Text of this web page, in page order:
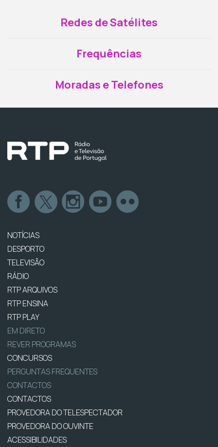
Redes de Satélites
Frequências
Moradas e Telefones
NOTÍCIAS
DESPORTO
TELEVISÃO
RÁDIO
RTP ARQUIVOS
RTP ENSINA
RTP PLAY
EM DIRETO
REVER PROGRAMAS
CONCURSOS
PERGUNTAS FREQUENTES
CONTACTOS
CONTACTOS
PROVEDORA DO TELESPECTADOR
PROVEDORA DO OUVINTE
ACESSIBILIDADES